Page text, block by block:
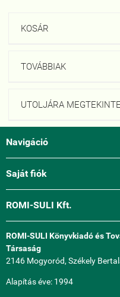
KOSÁR
TOVÁBBIAK
UTOLJÁRA
Navigáció
Saját fiók
ROMI-SULI Kft.
ROMI-SULI Könyvkiadó és
Társaság
2146 Mogyoród, Székely
Alapítás éve: 1994